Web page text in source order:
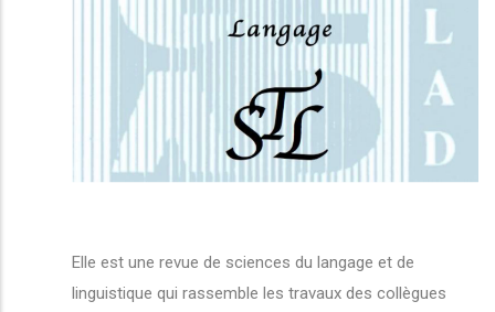
Elle est une revue de sciences du langage et de
linguistique qui rassemble les travaux des collègues